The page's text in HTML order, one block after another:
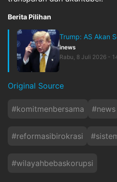
Berita Pilihan
Trump: AS Akan
inews
Rabu, 8 Juli 2026 -
Original Source
#komitmenbersama #news
#reformasibirokrasi #
#wilayahbebaskorupsi